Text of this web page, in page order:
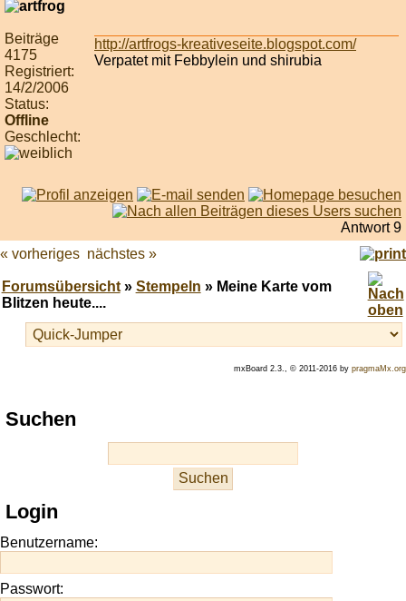
Beiträge
4175
Registriert:
14/2/2006
Status:
Offline
Geschlecht:
http://artfrogs-kreativeseite.blogspot.com/
Verpatet mit Febbylein und shirubia
Antwort 9
« vorheriges nächstes »
Forumsübersicht» Stempeln » Meine Karte vom
Blitzen heute....
mxBoard 2.3., © 2011-2016 by pragmaMx.org
Play
best
site
https://onlineslots.money/
Suchen
Login
Benutzername:
Passwort: